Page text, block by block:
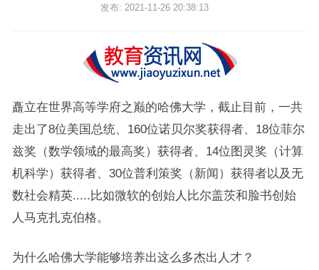
发布: 2021-11-26 20:38:13
矗立在世界高等学府之巅的哈佛大学，截止目前，一共
走出了8位美国总统、160位诺贝尔奖获得者、18位菲尔
兹奖（数学领域的最高奖）获得者、14位图灵奖（计算
机科学）获得者、30位普利策奖（新闻）获得者以及无
数社会精英.....比如微软的创始人比尔盖茨和脸书创始
人马克扎克伯格。
为什么哈佛大学能够培养出这么多杰出人才？